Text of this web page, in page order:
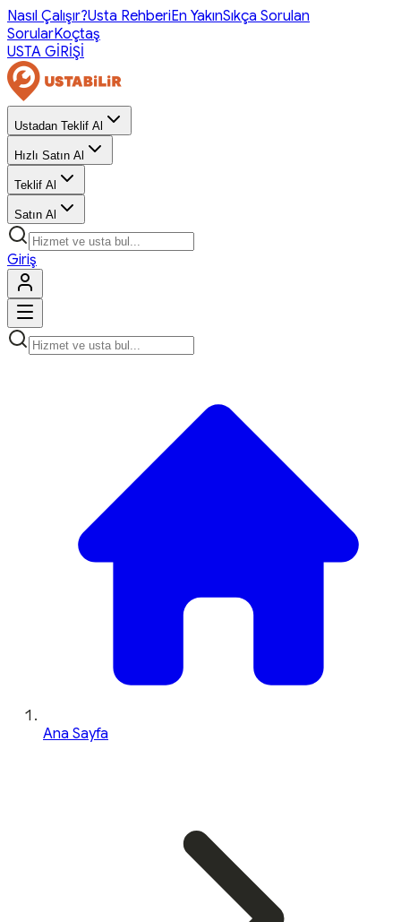
Nasıl Çalışır?Usta RehberiEn YakınSıkça Sorulan
SorularKoçtaş
USTA GİRİŞİ
Ustadan Teklif Al
Hızlı Satın Al
Teklif Al
Satın Al
Giriş
Ana Sayfa